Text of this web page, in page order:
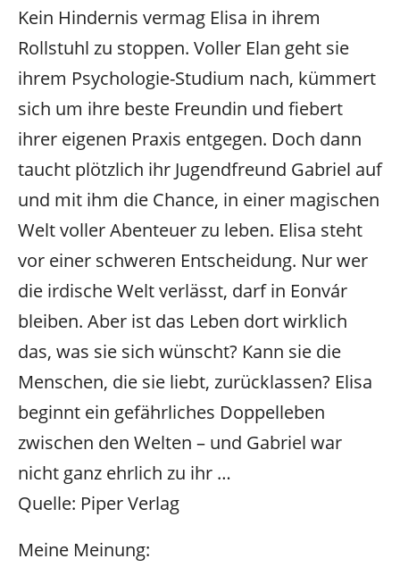
Kein Hindernis vermag Elisa in ihrem
Rollstuhl zu stoppen. Voller Elan geht sie
ihrem Psychologie-Studium nach, kümmert
sich um ihre beste Freundin und fiebert
ihrer eigenen Praxis entgegen. Doch dann
taucht plötzlich ihr Jugendfreund Gabriel auf
und mit ihm die Chance, in einer magischen
Welt voller Abenteuer zu leben. Elisa steht
vor einer schweren Entscheidung. Nur wer
die irdische Welt verlässt, darf in Eonvár
bleiben. Aber ist das Leben dort wirklich
das, was sie sich wünscht? Kann sie die
Menschen, die sie liebt, zurücklassen? Elisa
beginnt ein gefährliches Doppelleben
zwischen den Welten – und Gabriel war
nicht ganz ehrlich zu ihr …
Quelle: Piper Verlag
Meine Meinung: